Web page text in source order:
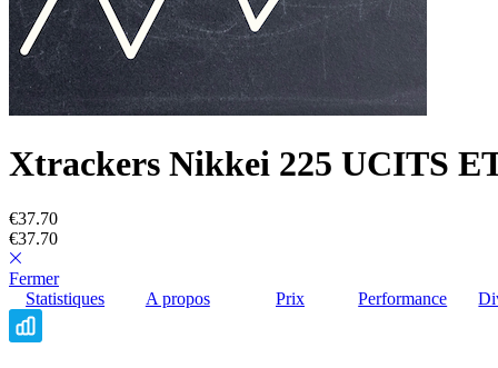
Xtrackers Nikkei 225 UCITS
€37.70
€37.70
Fermer
Statistiques
A propos Prix Performance
Les données présentées sont issues de différents fournisseurs et
peuvent comporter des erreurs. Nous vous invitons à toujours
vérifier les informations via d'autres sources.
Tout investissement financier comporte des risques dont la perte
partielle ou totale de capital.